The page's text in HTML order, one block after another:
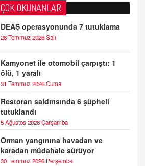
ÇOK OKUNANLAR
DEAŞ operasyonunda 7 tutuklama
28 Temmuz 2026 Salı
Kamyonet ile otomobil çarpıştı: 1
ölü, 1 yaralı
31 Temmuz 2026 Cuma
Restoran saldırısında 6 şüpheli
tutuklandı
5 Ağustos 2026 Çarşamba
Orman yangınına havadan ve
karadan müdahale sürüyor
30 Temmuz 2026 Perşembe